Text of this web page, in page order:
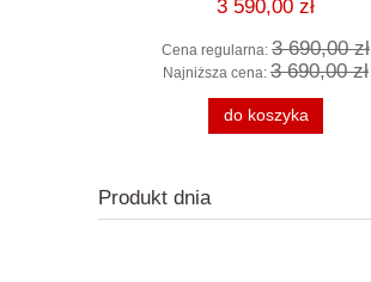
3 590,00 zł
Cena regularna: 3 690,00 zł
Najniższa cena: 3 690,00 zł
do koszyka
Produkt dnia